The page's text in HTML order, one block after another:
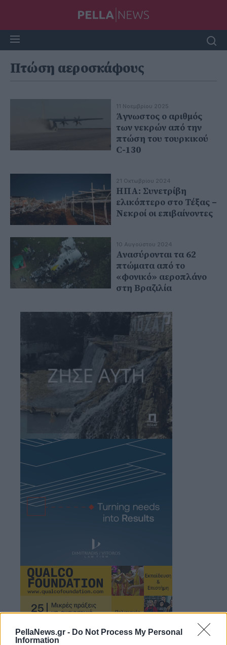
PellaNews.gr - Do Not Process My Personal
Information
Πτώση αεροσκάφους
11 Νοεμβρίου 2025
Άγνωστος ο αριθμός
των νεκρών από την
πτώση του τουρκικού
C-130
21 Οκτωβρίου 2024
ΗΠΑ: Συνετρίβη
ελικόπτερο στο Τέξας –
Νεκροί οι επιβαίνοντες
10 Αυγούστου 2024
Ανασύρονται τα 62
πτώματα από το
«φονικό» αεροπλάνο
στη Βραζιλία